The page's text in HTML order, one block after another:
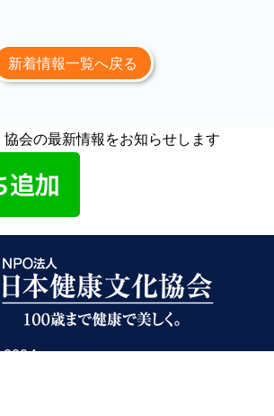
新着情報一覧へ戻る
協会の最新情報をお知らせします
0004